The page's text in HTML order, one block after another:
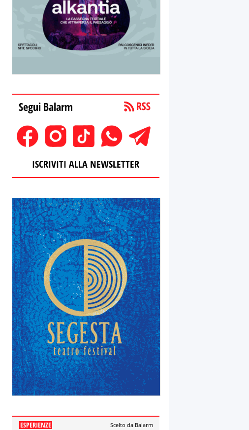
Segui Balarm
ISCRIVITI ALLA NEWSLETTER
ESPERIENZE Scelto da Balarm